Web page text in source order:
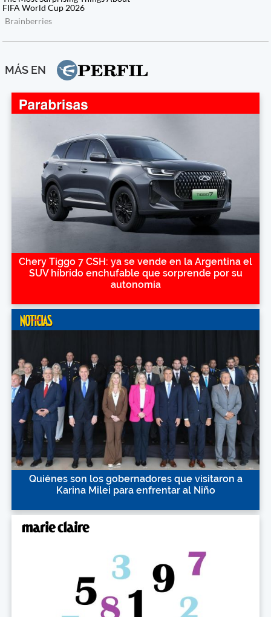
MÁS EN
Chery Tiggo 7 CSH: ya se vende en la Argentina el
SUV híbrido enchufable que sorprende por su
autonomía
Quiénes son los gobernadores que visitaron a
Karina Milei para enfrentar al Niño